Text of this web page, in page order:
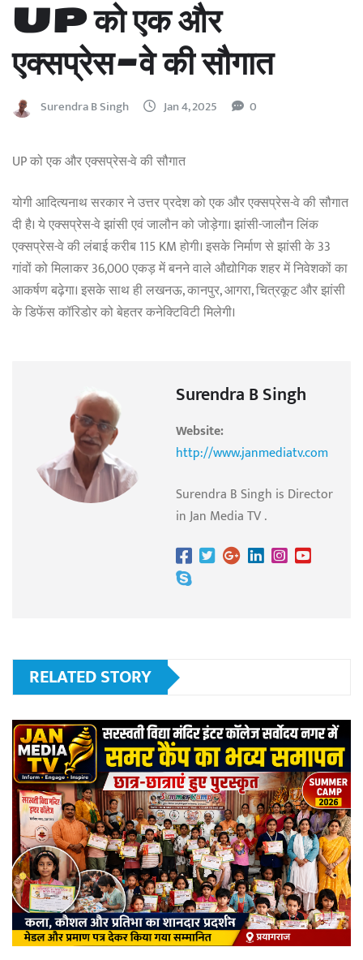
UP को एक और
एक्सप्रेस-वे की सौगात
Surendra B Singh Jan 4, 2025 0
UP को एक और एक्सप्रेस-वे की सौगात
योगी आदित्यनाथ सरकार ने उत्तर प्रदेश को एक और एक्सप्रेस-वे की सौगात
दी है। ये एक्सप्रेस-वे झांसी एवं जालौन को जोड़ेगा। झांसी-जालौन लिंक
एक्सप्रेस-वे की लंबाई करीब 115 KM होगी। इसके निर्माण से झांसी के 33
गांवों को मिलाकर 36,000 एकड़ में बनने वाले औद्योगिक शहर में निवेशकों का
आकर्षण बढ़ेगा। इसके साथ ही लखनऊ, कानपुर, आगरा, चित्रकूट और झांसी
के डिफेंस कॉरिडोर को बेहतर कनेक्टिविटी मिलेगी।
Surendra B Singh
Website:
http://www.janmediatv.com
Surendra B Singh is Director
in Jan Media TV .
RELATED STORY